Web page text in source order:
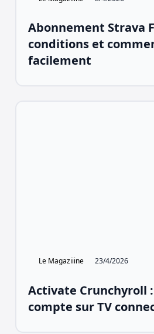
Abonnement Strava
conditions et
facilement
Le Magaziiine 23/4/2026
Activate Crunchyroll
compte sur TV